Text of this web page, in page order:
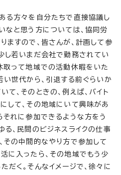
る方々を自分たちで直接協議し
なと思う方については、協同労
ますので、皆さんが、計画して参
し若いまだ会社で勤務されてい
取って地域での活動休暇をいた
い世代から、引退する前ぐらいか
て、そのときの、例えば、バイト
して、その地域にいて興味があ
それに参加できるような方をう
る、民間のビジネスライクの仕事
その中間的なやり方で参加して
に入ったら、その地域でもう少
だく。そんなイメージで、徐々に